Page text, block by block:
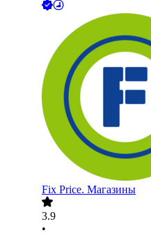
Fix Price. Магазины
3.9
•